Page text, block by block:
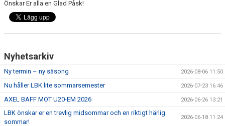
RICHTHOFFCUPEN
LBKS VÄRDEGRUNDER
LBKS JUBILEUMSBOK
Önskar Er alla en Glad Påsk!
Nyhetsarkiv
Ny termin – ny säsong 2026-08-06 11:50
Nu håller LBK lite sommarsemester 2026-07-23 16:46
AXEL BAFF MOT U20-EM 2026 2026-06-26 13:21
LBK önskar er en trevlig midsommar och en riktigt härlig
sommar!
2026-06-18 11:24